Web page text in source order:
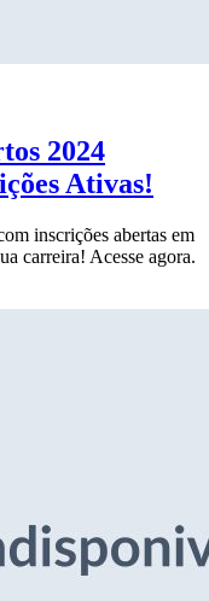
2024
Ativas!
inscrições abertas em
carreira! Acesse agora.